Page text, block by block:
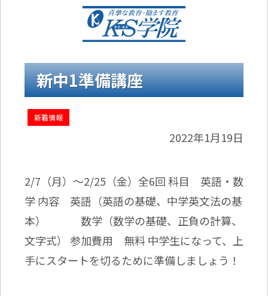
新中1準備講座
新着情報
2022年1月19日
2/7（月）～2/25（金）全6回 科目 英語・数
学 内容 英語（英語の基礎、中学英文法の基
本） 数学（数学の基礎、正負の計算、
文字式） 参加費用 無料 中学生になって、上
手にスタートを切るために準備しましょう！